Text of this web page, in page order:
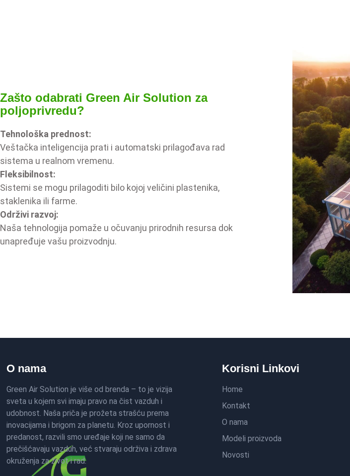
Zašto odabrati Green Air Solution za
poljoprivredu?
Tehnološka prednost:
Veštačka inteligencija prati i automatski prilagođava rad
sistema u realnom vremenu.
Fleksibilnost:
Sistemi se mogu prilagoditi bilo kojoj veličini plastenika,
staklenika ili farme.
Održivi razvoj:
Naša tehnologija pomaže u očuvanju prirodnih resursa dok
unapređuje vašu proizvodnju.
O nama
Green Air Solution je više od brenda – to je vizija
sveta u kojem svi imaju pravo na čist vazduh i
udobnost. Naša priča je prožeta strašću prema
inovacijama i brigom za planetu. Kroz upornost i
predanost, razvili smo uređaje koji ne samo da
prečišćavaju vazduh, već stvaraju održiva i zdrava
okruženja za život i rad.
Korisni Linkovi
Home
Kontakt
O nama
Modeli proizvoda
Novosti